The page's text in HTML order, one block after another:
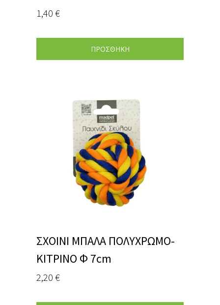
1,40 €
ΠΡΟΣΘΗΚΗ
ΣΧΟΙΝΙ ΜΠΑΛΑ ΠΟΛΥΧΡΩΜΟ-
ΚΙΤΡΙΝΟ Φ 7cm
2,20 €